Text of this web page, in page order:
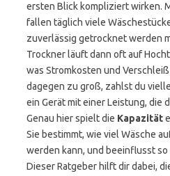
ersten Blick kompliziert wirken.
fallen täglich viele
zuverlässig getrocknet werden
Trockner läuft dann oft auf
was Stromkosten und
dagegen zu groß, zahlst du
ein Gerät mit einer Leistung, die
Genau hier spielt die Kapazität
Sie bestimmt, wie viel Wäsche
werden kann, und beeinflusst
Dieser Ratgeber hilft dir dabei,